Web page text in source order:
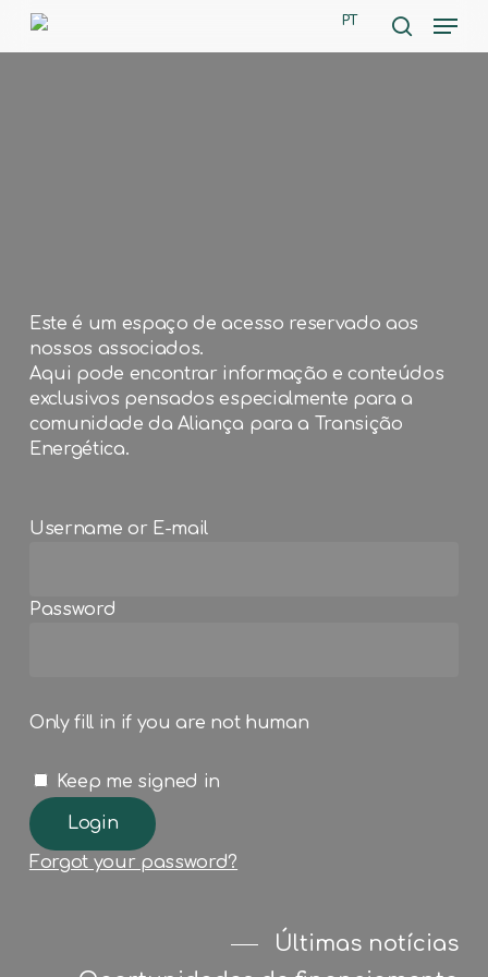
Skip
PT
search
Este é um espaço de acesso reservado aos
nossos associados.
Aqui pode encontrar informação e conteúdos
exclusivos pensados especialmente para a
comunidade da Aliança para a Transição
Energética.
Username or E-mail
Password
Only fill in if you are not human
Keep me signed in
Forgot your password?
Últimas notícias